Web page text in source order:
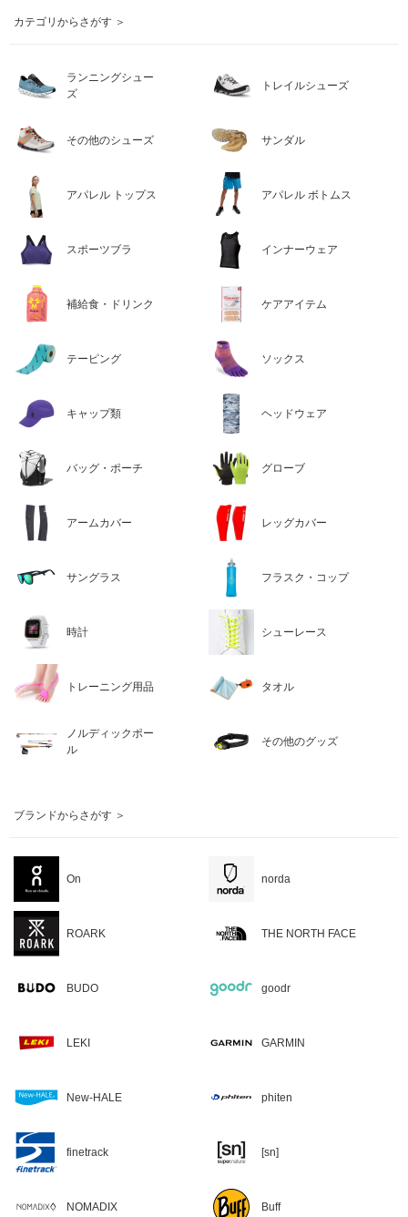
カテゴリからさがす ＞
ランニングシュー
ズ
トレイルシューズ
その他のシューズ サンダル
アパレル トップス アパレル ボトムス
スポーツブラ インナーウェア
補給食・ドリンク ケアアイテム
テーピング ソックス
キャップ類 ヘッドウェア
バッグ・ポーチ グローブ
アームカバー レッグカバー
サングラス フラスク・コップ
時計 シューレース
トレーニング用品 タオル
ノルディックポー
ル
その他のグッズ
ブランドからさがす ＞
On norda
ROARK THE NORTH FACE
BUDO goodr
LEKI GARMIN
New-HALE phiten
finetrack [sn]
NOMADIX Buff